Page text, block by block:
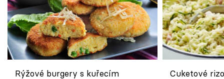
Rýžové burgery s kuřecím
Cuketové